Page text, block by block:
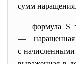
сумм наращения.
формула S
—
с